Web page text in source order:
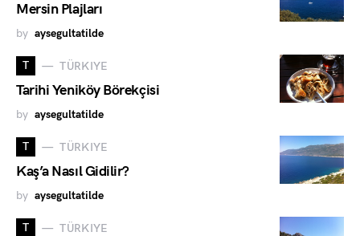
Mersin Plajları
by aysegultatilde
T TÜRKIYE
Tarihi Yeniköy Börekçisi
by aysegultatilde
T TÜRKIYE
Kaş’a Nasıl Gidilir?
by aysegultatilde
T TÜRKIYE